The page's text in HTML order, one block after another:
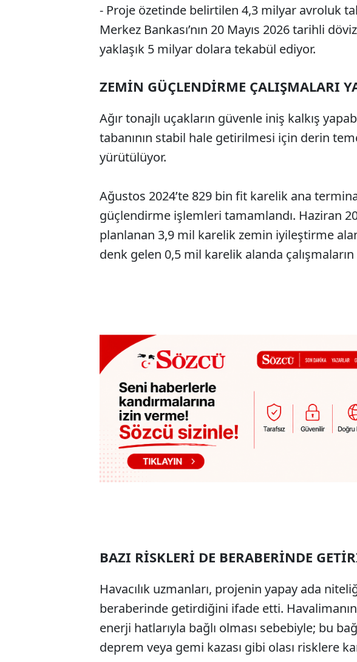
- Proje özetinde belirtilen 4,3 milyar avroluk
Merkez Bankası’nın 20 Mayıs 2026 tarihli
yaklaşık 5 milyar dolara tekabül ediyor.
ZEMİN GÜÇLENDİRME ÇALIŞMALARI
Ağır tonajlı uçakların güvenle iniş kalkış
tabanının stabil hale getirilmesi için derin
yürütülüyor.
Ağustos 2024’te 829 bin fit karelik ana
güçlendirme işlemleri tamamlandı. Haziran
planlanan 3,9 mil karelik zemin iyileştirme
denk gelen 0,5 mil karelik alanda
BAZI RİSKLERİ DE BERABERİNDE
Havacılık uzmanları, projenin yapay ada
beraberinde getirdiğini ifade etti.
enerji hatlarıyla bağlı olması sebebiyle; bu
deprem veya gemi kazası gibi olası risklere